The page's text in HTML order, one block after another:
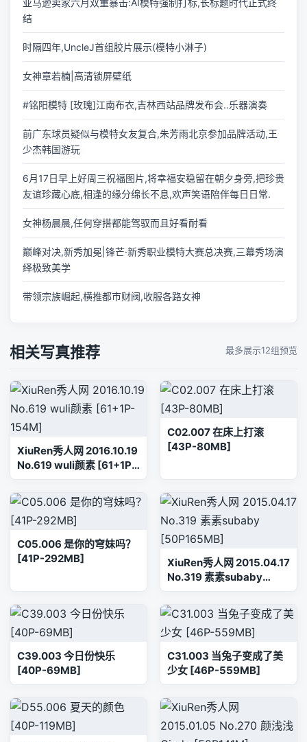
亚马逊卖家六月双重暴击:AI模特强制打标,长标题时代正式终
结
时隔四年,UncleJ首组胶片展示(模特小淋子)
女神章若楠|高清锁屏壁纸
#铭阳模特 [玫瑰]江南布衣,吉林西站品牌发布会..乐器演奏
前广东球员疑似与模特女友复合,朱芳雨北京参加品牌活动,王
少杰韩国游玩
6月17日早上好周三祝福图片,将幸福安稳留在朝夕身旁,把珍贵
友谊珍藏心底,相逢的缘分绵长不息,欢声笑语陪伴每日日常.
女神杨晨晨,任何穿搭都能驾驭而且好看耐看
巅峰对决,新秀加冕|锋芒·新秀职业模特大赛总决赛,三幕秀场演
绎极致美学
带领宗族崛起,横推都市财阀,收服各路女神
相关写真推荐 最多展示12组预览
XiuRen秀人网 2016.10.19
No.619 wuli颜素 [61+1P-
154M]
C02.007 在床上打滚
[43P-80MB]
C05.006 是你的穹妹吗？
[41P-292MB]
XiuRen秀人网 2015.04.17
No.319 素素subaby
[50P165MB]
C39.003 今日份快乐
[40P-69MB]
C31.003 当兔子变成了美
少女 [46P-559MB]